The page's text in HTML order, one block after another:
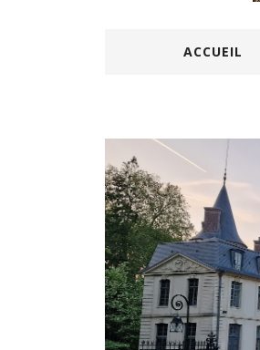
ACCUEIL